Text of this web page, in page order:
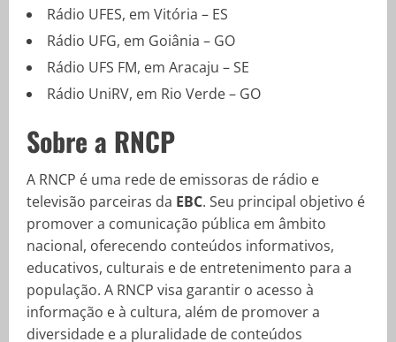
Rádio UFES, em Vitória – ES
Rádio UFG, em Goiânia – GO
Rádio UFS FM, em Aracaju – SE
Rádio UniRV, em Rio Verde – GO
Sobre a RNCP
A RNCP é uma rede de emissoras de rádio e
televisão parceiras da EBC. Seu principal objetivo é
promover a comunicação pública em âmbito
nacional, oferecendo conteúdos informativos,
educativos, culturais e de entretenimento para a
população. A RNCP visa garantir o acesso à
informação e à cultura, além de promover a
diversidade e a pluralidade de conteúdos